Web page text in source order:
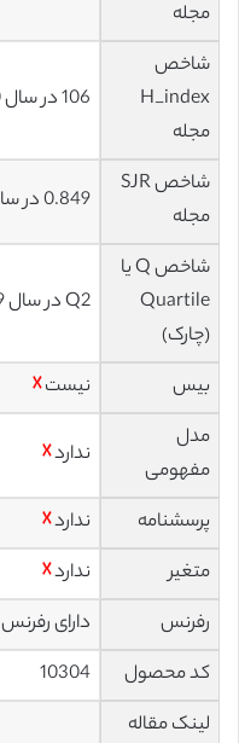
مجله
شاخص
H_index
مجله
106 در سال 2020
شاخص SJR
مجله
0.849 در سال 2019
شاخص Q یا
Quartile
(چارک)
Q2 در سال 2019
بیس نیست☓
مدل
مفهومی
ندارد☓
پرسشنامه ندارد☓
متغیر
ندارد☓
رفرنس
دارای
کد محصول
10304
لینک مقاله